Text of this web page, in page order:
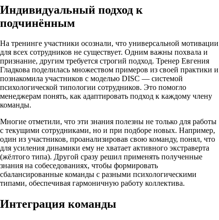
Индивидуальный подход к
подчинённым
На тренинге участники осознали, что универсальной мотивации
для всех сотрудников не существует. Одним важны похвала и
признание, другим требуется строгий подход. Тренер Евгения
Гладкова поделилась множеством примеров из своей практики и
познакомила участников с моделью DISC — системой
психологической типологии сотрудников. Это помогло
менеджерам понять, как адаптировать подход к каждому члену
команды.
Многие отметили, что эти знания полезны не только для работы
с текущими сотрудниками, но и при подборе новых. Например,
один из участников, проанализировав свою команду, понял, что
для усиления динамики ему не хватает активного экстраверта
(жёлтого типа). Другой сразу решил применять полученные
знания на собеседованиях, чтобы формировать
сбалансированные команды с разными психологическими
типами, обеспечивая гармоничную работу коллектива.
Интеграция команды